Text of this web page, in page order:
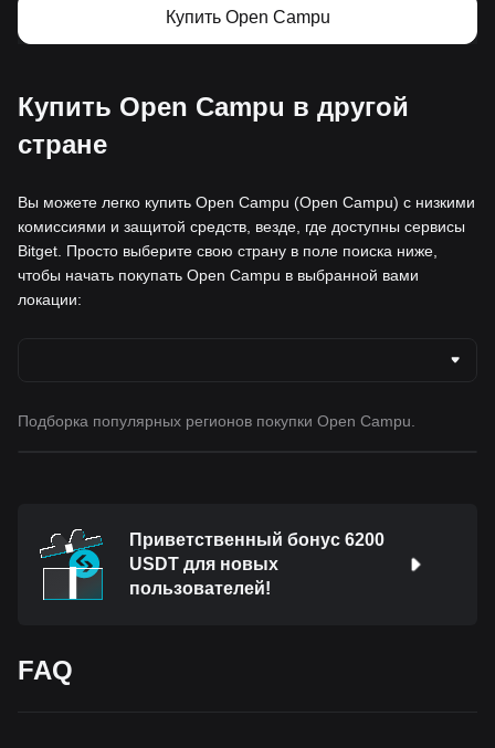
Купить Open Campu
Купить Open Campu в другой
стране
Вы можете легко купить Open Campu (Open Campu) с низкими
комиссиями и защитой средств, везде, где доступны сервисы
Bitget. Просто выберите свою страну в поле поиска ниже,
чтобы начать покупать Open Campu в выбранной вами
локации:
Подборка популярных регионов покупки Open Campu.
Приветственный бонус 6200
USDT для новых
пользователей!
FAQ